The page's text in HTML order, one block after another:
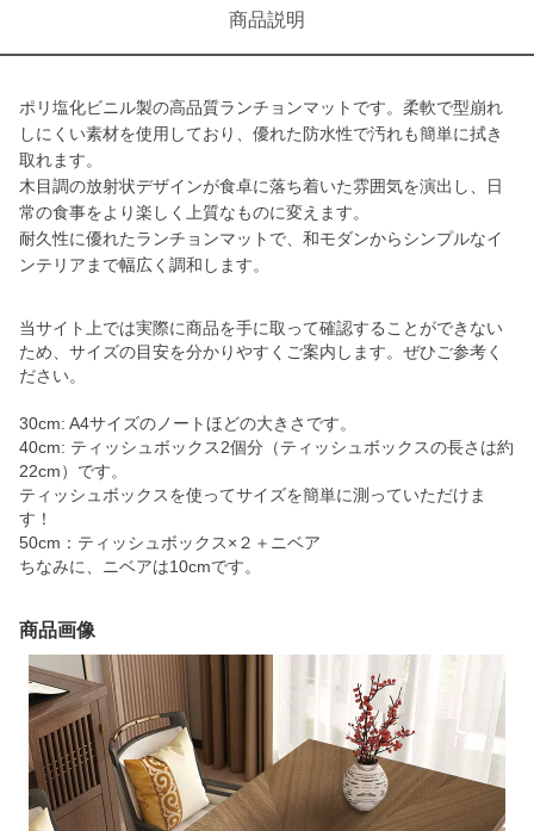
商品説明
ポリ塩化ビニル製の高品質ランチョンマットです。柔軟で型崩れ
しにくい素材を使用しており、優れた防水性で汚れも簡単に拭き
取れます。
木目調の放射状デザインが食卓に落ち着いた雰囲気を演出し、日
常の食事をより楽しく上質なものに変えます。
耐久性に優れたランチョンマットで、和モダンからシンプルなイ
ンテリアまで幅広く調和します。
当サイト上では実際に商品を手に取って確認することができない
ため、サイズの目安を分かりやすくご案内します。ぜひご参考く
ださい。
30cm: A4サイズのノートほどの大きさです。
40cm: ティッシュボックス2個分（ティッシュボックスの長さは約
22cm）です。
ティッシュボックスを使ってサイズを簡単に測っていただけま
す！
50cm：ティッシュボックス×２＋ニベア
ちなみに、ニベアは10cmです。
商品画像